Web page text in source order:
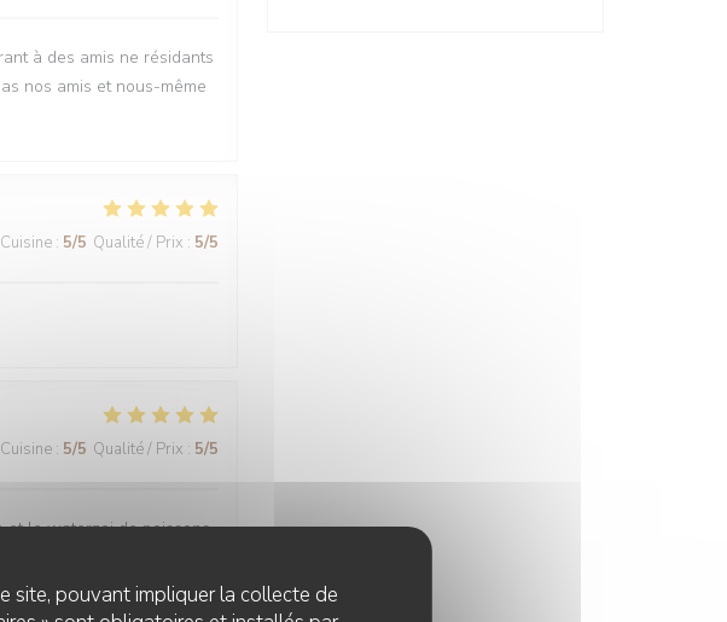
site, pouvant impliquer la collecte de
à des amis ne résidants
nos amis et nous-même
Cuisine : 5/5 Qualité / Prix : 5/5
Cuisine : 5/5 Qualité / Prix : 5/5
et le waterzoi de poissons